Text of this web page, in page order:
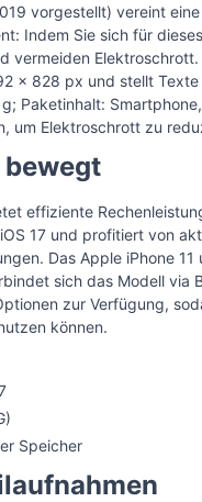
vorgestellt) vereint
Indem Sie sich für
vermeiden
x 828 px und stellt
Paketinhalt:
um Elektroschrott zu
bewegt
effiziente
17 und profitiert von
Das Apple iPhone
sich das Modell via
zur Verfügung,
können.
Speicher